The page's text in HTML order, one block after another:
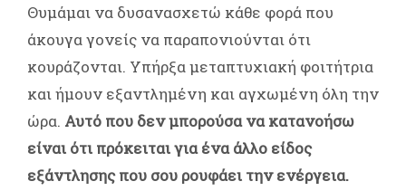
Θυμάμαι να δυσανασχετώ κάθε φορά που
άκουγα γονείς να παραπονιούνται ότι
κουράζονται. Υπήρξα μεταπτυχιακή φοιτήτρια
και ήμουν εξαντλημένη και αγχωμένη όλη την
ώρα. Αυτό που δεν μπορούσα να κατανοήσω
είναι ότι πρόκειται για ένα άλλο είδος
εξάντλησης που σου ρουφάει την ενέργεια.